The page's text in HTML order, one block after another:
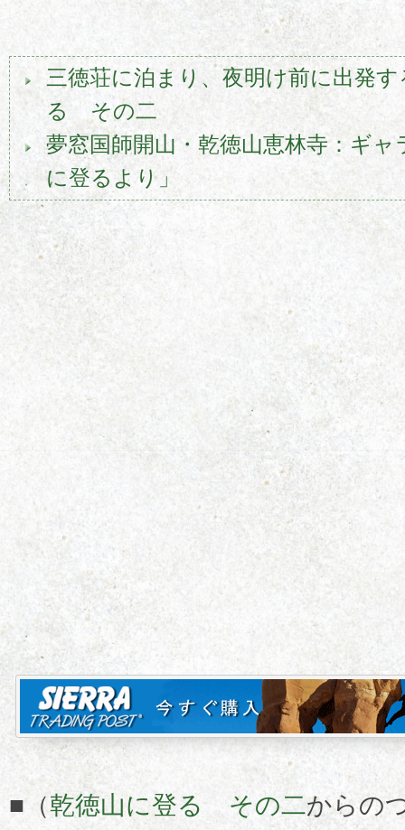
三徳荘に泊まり、夜明け前に出発
る その二
夢窓国師開山・乾徳山恵林寺：ギ
に登るより」
■（乾徳山に登る その二からの